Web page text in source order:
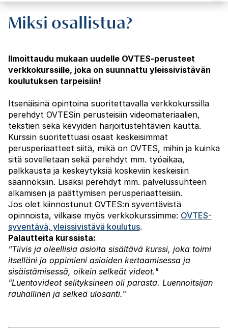
Miksi osallistua?
Ilmoittaudu mukaan uudelle OVTES-perusteet
verkkokurssille, joka on suunnattu yleissivistävän
koulutuksen tarpeisiin!
Itsenäisinä opintoina suoritettavalla verkkokurssilla
perehdyt OVTESin perusteisiin videomateriaalien,
tekstien sekä kevyiden harjoitustehtävien kautta.
Kurssin suoritettuasi osaat keskeisimmät
perusperiaatteet siitä, mikä on OVTES, mihin ja kuinka
sitä sovelletaan sekä perehdyt mm. työaikaa,
palkkausta ja keskeytyksiä koskeviin keskeisiin
säännöksiin. Lisäksi perehdyt mm. palvelussuhteen
alkamisen ja päättymisen perusperiaatteisiin.
Jos olet kiinnostunut OVTES:n syventävistä
opinnoista, vilkaise myös verkkokurssimme: OVTES-
syventävä, yleissivistävä koulutus.
Palautteita kurssista:
"Tiivis ja oleellisia asioita sisältävä kurssi, joka toimi
itselläni jo oppimieni asioiden kertaamisessa ja
sisäistämisessä, oikein selkeät videot."
"Luentovideot selityksineen oli parasta. Luennoitsijan
rauhallinen ja selkeä ulosanti."